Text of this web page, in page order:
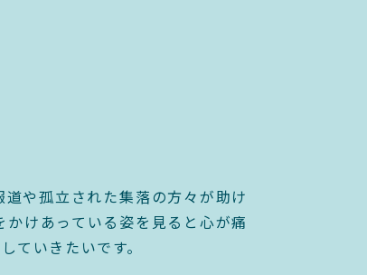
や孤立された集落の方々が助け
けあっている姿を見ると心が痛
ていきたいです。